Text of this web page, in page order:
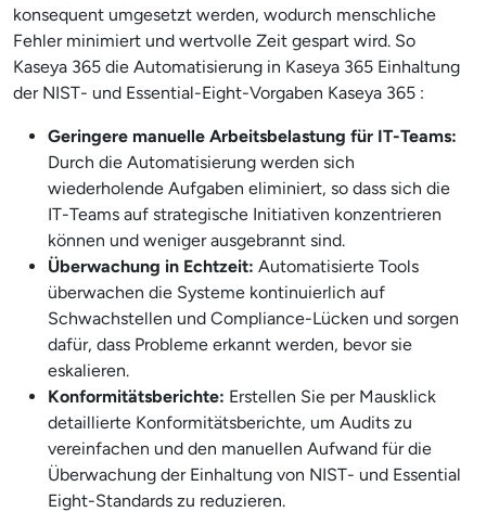
konsequent umgesetzt werden, wodurch menschliche
Fehler minimiert und wertvolle Zeit gespart wird. So
Kaseya 365 die Automatisierung in Kaseya 365 Einhaltung
der NIST- und Essential-Eight-Vorgaben Kaseya 365 :
Geringere manuelle Arbeitsbelastung für IT-Teams:
Durch die Automatisierung werden sich
wiederholende Aufgaben eliminiert, so dass sich die
IT-Teams auf strategische Initiativen konzentrieren
können und weniger ausgebrannt sind.
Überwachung in Echtzeit: Automatisierte Tools
überwachen die Systeme kontinuierlich auf
Schwachstellen und Compliance-Lücken und sorgen
dafür, dass Probleme erkannt werden, bevor sie
eskalieren.
Konformitätsberichte: Erstellen Sie per Mausklick
detaillierte Konformitätsberichte, um Audits zu
vereinfachen und den manuellen Aufwand für die
Überwachung der Einhaltung von NIST- und Essential
Eight-Standards zu reduzieren.